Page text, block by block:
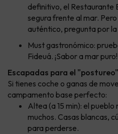
definitivo, el Restaurante
segura frente al mar.
auténtico, pregunta por
Must gastronómico:
Fideuá. ¡Sabor a mar puro!
Escapadas para el
Si tienes coche o ganas de
campamento base perfecto:
Altea (a 15 min): el
muchos. Casas blancas,
para perderse.